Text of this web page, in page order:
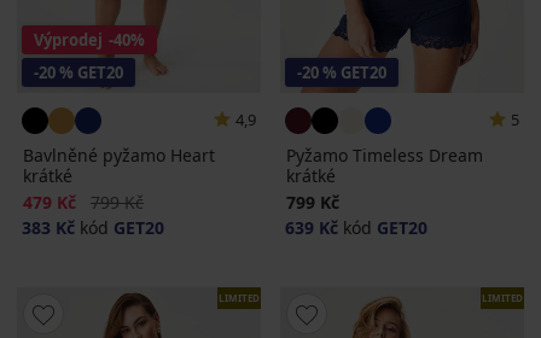
Výprodej -40%
-20 % GET20
4,9
Bavlněné pyžamo Heart
krátké
Sleva
479 Kč Původní cena
799 Kč
383 Kč kód GET20
-20 % GET20
5
Pyžamo Timeless Dream
krátké
799 Kč
639 Kč kód GET20
LIMITED LIMITED